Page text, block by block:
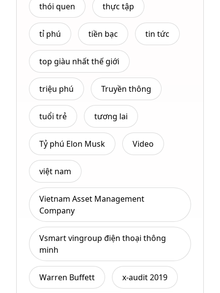
thói quen thực tập
tỉ phú tiền bạc tin tức
top giàu nhất thế giới
triệu phú Truyền thông
tuổi trẻ tương lai
Tỷ phú Elon Musk Video
việt nam
Vietnam Asset Management
Company
Vsmart vingroup điện thoại thông
minh
Warren Buffett x-audit 2019